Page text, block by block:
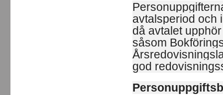
avtalsperiod och
då avtalet
såsom
god